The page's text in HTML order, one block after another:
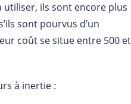
utiliser, ils sont encore plus
sont pourvus d’un
coût se situe entre 500 et
à inertie :